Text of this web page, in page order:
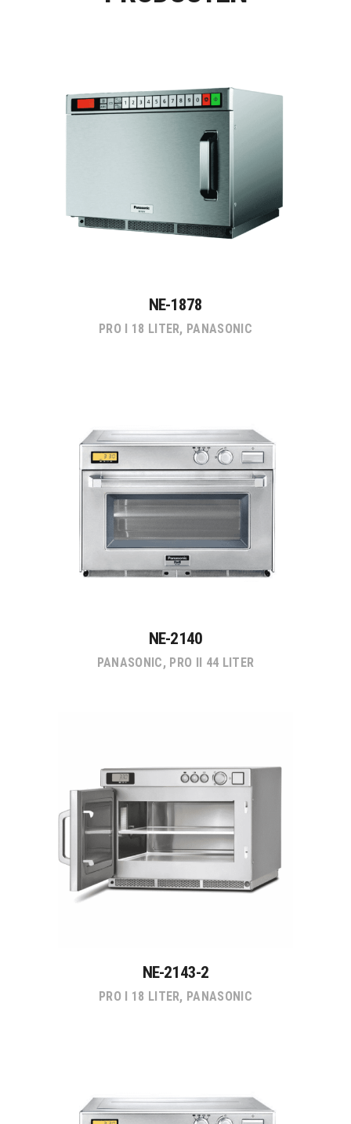
NE-1878
PRO I 18 LITER, PANASONIC
NE-2140
PANASONIC, PRO II 44 LITER
NE-2143-2
PRO I 18 LITER, PANASONIC